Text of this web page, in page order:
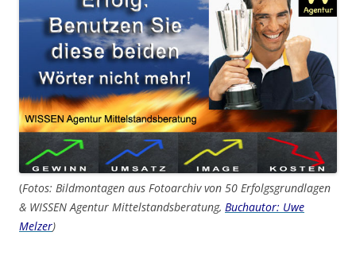
(Fotos: Bildmontagen aus Fotoarchiv von 50 Erfolgsgrundlagen
& WISSEN Agentur Mittelstandsberatung, Buchautor: Uwe
Melzer)